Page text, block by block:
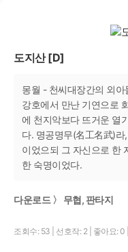
도지산 [D]
몽월 - 천씨대장간의 외
강호에서 만난 기연으로
에 천지악보다 뜨거운 열
다. 명공명무(名工名武)
이었으되 그 자신으로 한
한 숙명이었다.
다운로드 〉 무협, 판타지
조회수: 53 선호작: 2 좋아요: 0